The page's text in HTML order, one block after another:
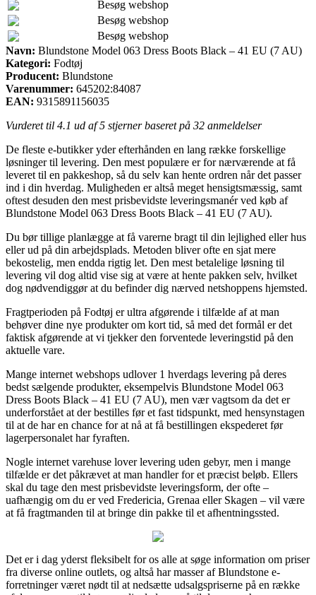
Besøg webshop
Besøg webshop
Besøg webshop
Navn: Blundstone Model 063 Dress Boots Black – 41 EU (7 AU)
Kategori: Fodtøj
Producent: Blundstone
Varenummer: 645202:84087
EAN: 9315891156035
Vurderet til 4.1 ud af 5 stjerner baseret på 32 anmeldelser
De fleste e-butikker yder efterhånden en lang række forskellige
løsninger til levering. Den mest populære er for nærværende at få
leveret til en pakkeshop, så du selv kan hente ordren når det passer
ind i din hverdag. Muligheden er altså meget hensigtsmæssig, samt
oftest desuden den mest prisbevidste leveringsmanér ved køb af
Blundstone Model 063 Dress Boots Black – 41 EU (7 AU).
Du bør tillige planlægge at få varerne bragt til din lejlighed eller hus
eller ud på din arbejdsplads. Metoden bliver ofte en sjat mere
bekostelig, men endda rigtig let. Den mest betalelige løsning til
levering vil dog altid vise sig at være at hente pakken selv, hvilket
dog nødvendiggør at du befinder dig nærved netshoppens hjemsted.
Fragtperioden på Fodtøj er ultra afgørende i tilfælde af at man
behøver dine nye produkter om kort tid, så med det formål er det
faktisk afgørende at vi tjekker den forventede leveringstid på den
aktuelle vare.
Mange internet webshops udlover 1 hverdags levering på deres
bedst sælgende produkter, eksempelvis Blundstone Model 063
Dress Boots Black – 41 EU (7 AU), men vær vagtsom da det er
underforstået at der bestilles før et fast tidspunkt, med hensynstagen
til at de har en chance for at nå at få bestillingen ekspederet før
lagerpersonalet har fyraften.
Nogle internet varehuse lover levering uden gebyr, men i mange
tilfælde er det påkrævet at man handler for et præcist beløb. Ellers
skal du tage den mest prisbevidste leveringsform, der ofte –
uafhængig om du er ved Fredericia, Grenaa eller Skagen – vil være
at få fragtmanden til at bringe din pakke til et afhentningssted.
Det er i dag yderst fleksibelt for os alle at søge information om priser
fra diverse online outlets, og altså har masser af Blundstone e-
forretninger været nødt til at nedsætte udsalgspriserne på en række